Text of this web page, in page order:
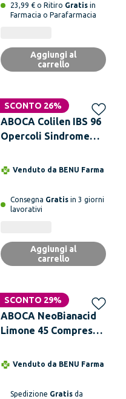
23,99 € o Ritiro Gratis in
Farmacia o Parafarmacia
Aggiungi al
carrello
SCONTO 26%
ABOCA Colilen IBS 96
Opercoli Sindrome
Irritabile
Venduto da BENU Farma
Consegna Gratis in 3 giorni
lavorativi
Aggiungi al
carrello
SCONTO 29%
ABOCA NeoBianacid
Limone 45 Compresse
Acidità Difficoltà
Venduto da BENU Farma
Spedizione Gratis da